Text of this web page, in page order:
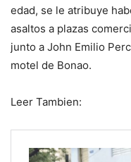
edad, se le atribuye
asaltos a plazas
junto a John Emilio
motel de Bonao.
Leer Tambien: